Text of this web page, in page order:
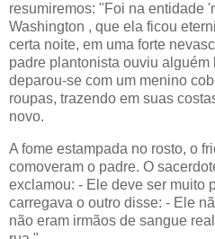
resumiremos: "Foi na entidade
Washington , que ela ficou
certa noite, em uma forte
padre plantonista ouviu alguém
deparou-se com um menino
roupas, trazendo em suas
novo.
A fome estampada no rosto, o
comoveram o padre. O
exclamou: - Ele deve ser muito
carregava o outro disse: - Ele
não eram irmãos de sangue